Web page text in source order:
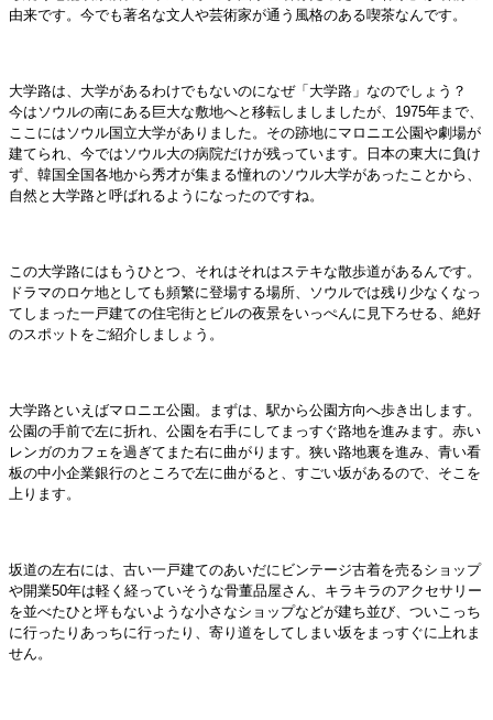
由来です。今でも著名な文人や芸術家が通う風格のある喫茶なんです。
大学路は、大学があるわけでもないのになぜ「大学路」なのでしょう？
今はソウルの南にある巨大な敷地へと移転しましましたが、1975年まで、
ここにはソウル国立大学がありました。その跡地にマロニエ公園や劇場が
建てられ、今ではソウル大の病院だけが残っています。日本の東大に負け
ず、韓国全国各地から秀才が集まる憧れのソウル大学があったことから、
自然と大学路と呼ばれるようになったのですね。
この大学路にはもうひとつ、それはそれはステキな散歩道があるんです。
ドラマのロケ地としても頻繁に登場する場所、ソウルでは残り少なくなっ
てしまった一戸建ての住宅街とビルの夜景をいっぺんに見下ろせる、絶好
のスポットをご紹介しましょう。
大学路といえばマロニエ公園。まずは、駅から公園方向へ歩き出します。
公園の手前で左に折れ、公園を右手にしてまっすぐ路地を進みます。赤い
レンガのカフェを過ぎてまた右に曲がります。狭い路地裏を進み、青い看
板の中小企業銀行のところで左に曲がると、すごい坂があるので、そこを
上ります。
坂道の左右には、古い一戸建てのあいだにビンテージ古着を売るショップ
や開業50年は軽く経っていそうな骨董品屋さん、キラキラのアクセサリー
を並べたひと坪もないような小さなショップなどが建ち並び、ついこっち
に行ったりあっちに行ったり、寄り道をしてしまい坂をまっすぐに上れま
せん。